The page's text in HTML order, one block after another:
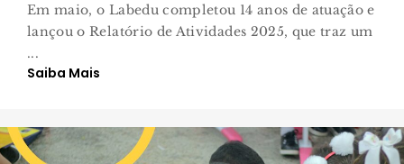
Em maio, o Labedu completou 14 anos de atuação e
lançou o Relatório de Atividades 2025, que traz um
...
Saiba Mais